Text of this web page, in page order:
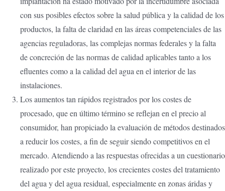
con sus posibles efectos sobre la salud pública y la calidad de los
productos, la falta de claridad en las áreas competenciales de las
agencias reguladoras, las complejas normas federales y la falta
de concreción de las normas de calidad aplicables tanto a los
efluentes como a la calidad del agua en el interior de las
instalaciones.
Los aumentos tan rápidos registrados por los costes de
procesado, que en último término se reflejan en el precio al
consumidor, han propiciado la evaluación de métodos destinados
a reducir los costes, a fin de seguir siendo competitivos en el
mercado. Atendiendo a las respuestas ofrecidas a un cuestionario
realizado por este proyecto, los crecientes costes del tratamiento
del agua y del agua residual, especialmente en zonas áridas y